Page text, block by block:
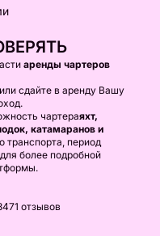
аренды чартеров
сдайте в аренду Вашу
чартераяхт,
катамаранов и
транспорта, период
более подробной
отзывов